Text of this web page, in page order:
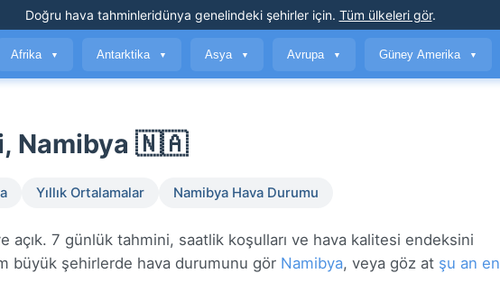
Doğru hava tahminleridünya genelindeki şehirler için. Tüm ülkeleri gör.
Afrika ▼ Antarktika ▼ Asya ▼ Avrupa ▼ Güney Amerika ▼
Namibya 🇳🇦
Yıllık Ortalamalar Namibya Hava Durumu
açık. 7 günlük tahmini, saatlik koşulları ve hava kalitesi endeksini
büyük şehirlerde hava durumunu gör Namibya, veya göz at şu an en